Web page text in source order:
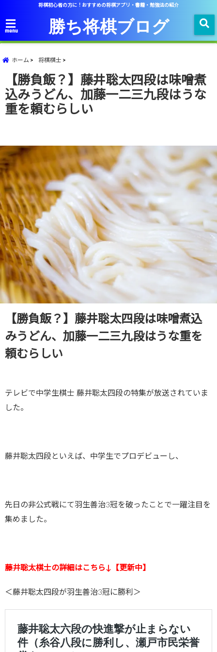
将棋初心者の方に！おすすめの将棋アプリ・書籍・勉強法の紹介
menu 勝ち将棋ブログ
ホーム 将棋棋士
【勝負飯？】藤井聡太四段は味噌煮
込みうどん、加藤一二三九段はうな
重を頼むらしい
【勝負飯？】藤井聡太四段は味噌煮込
みうどん、加藤一二三九段はうな重を
頼むらしい
テレビで中学生棋士 藤井聡太四段の特集が放送されていま
した。
藤井聡太四段といえば、中学生でプロデビューし、
先日の非公式戦にて羽生善治3冠を破ったことで一躍注目を
集めました。
藤井聡太棋士の詳細はこちら↓【更新中】
＜藤井聡太四段が羽生善治3冠に勝利＞